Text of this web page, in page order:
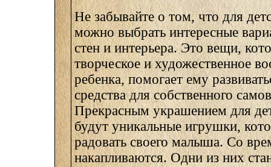
Не забывайте о том, что для
можно выбрать интересные
стен и интерьера. Это вещи,
творческое и художественное
ребенка, помогает ему
средства для собственного
Прекрасным украшением для
будут уникальные игрушки,
радовать своего малыша. Со
накапливаются. Одни из них